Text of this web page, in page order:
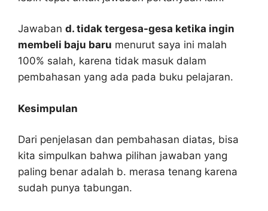
Jawaban d. tidak tergesa-gesa ketika ingin
membeli baju baru menurut saya ini malah
100% salah, karena tidak masuk dalam
pembahasan yang ada pada buku pelajaran.
Kesimpulan
Dari penjelasan dan pembahasan diatas, bisa
kita simpulkan bahwa pilihan jawaban yang
paling benar adalah b. merasa tenang karena
sudah punya tabungan.